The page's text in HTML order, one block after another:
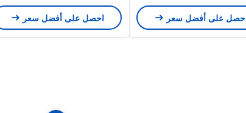
لاصق حساس بالضغط
احصل على أفضل سعر
VOC
احصل على أفضل سعر